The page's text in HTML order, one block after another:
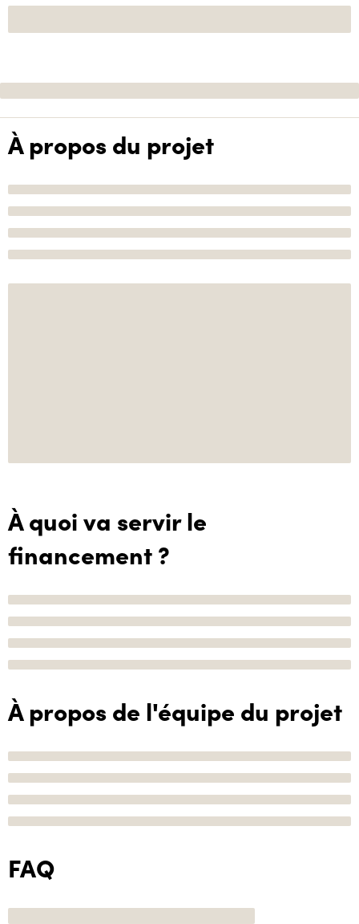
À propos du projet
À quoi va servir le
financement ?
À propos de l'équipe du projet
FAQ